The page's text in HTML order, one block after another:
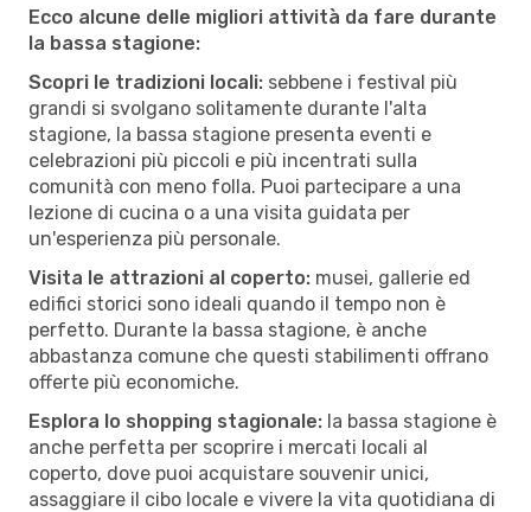
Ecco alcune delle migliori attività da fare durante
la bassa stagione:
Scopri le tradizioni locali: sebbene i festival più
grandi si svolgano solitamente durante l'alta
stagione, la bassa stagione presenta eventi e
celebrazioni più piccoli e più incentrati sulla
comunità con meno folla. Puoi partecipare a una
lezione di cucina o a una visita guidata per
un'esperienza più personale.
Visita le attrazioni al coperto: musei, gallerie ed
edifici storici sono ideali quando il tempo non è
perfetto. Durante la bassa stagione, è anche
abbastanza comune che questi stabilimenti offrano
offerte più economiche.
Esplora lo shopping stagionale: la bassa stagione è
anche perfetta per scoprire i mercati locali al
coperto, dove puoi acquistare souvenir unici,
assaggiare il cibo locale e vivere la vita quotidiana di